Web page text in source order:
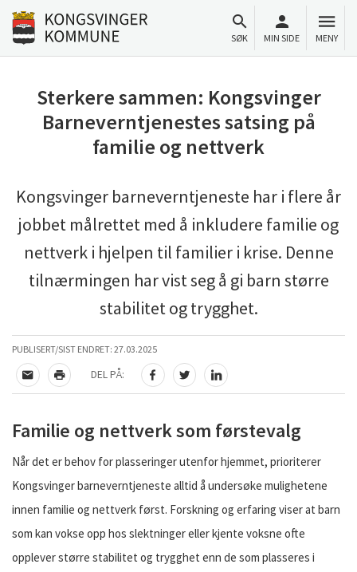
Til innhold
Gå til forsiden
SØK MIN SIDE MENY
Sterkere sammen: Kongsvinger
Barneverntjenestes satsing på
familie og nettverk
Kongsvinger barneverntjeneste har i flere år
jobbet målrettet med å inkludere familie og
nettverk i hjelpen til familier i krise. Denne
tilnærmingen har vist seg å gi barn større
stabilitet og trygghet.
PUBLISERT/SIST ENDRET: 27.03.2025
TIPS EN VENN
SKRIV UT
DEL PÅ:
DEL PÅ FACEBOOK
DEL PÅ TWITTER
DEL PÅ LINKEDIN
Familie og nettverk som førstevalg
Når det er behov for plasseringer utenfor hjemmet, prioriterer
Kongsvinger barneverntjeneste alltid å undersøke mulighetene
innen familie og nettverk først. Forskning og erfaring viser at barn
som kan vokse opp hos slektninger eller kjente voksne ofte
opplever større stabilitet og trygghet enn de som plasseres i